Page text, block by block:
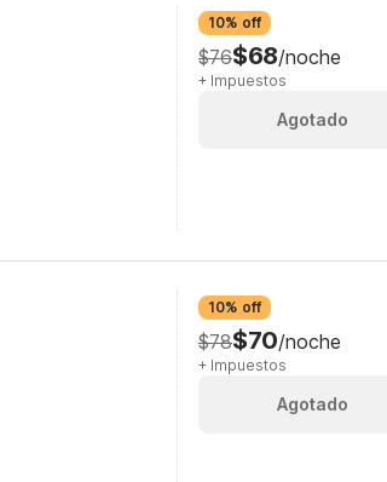
10% off
$76$68/noche
+ Impuestos
Agotado
10% off
$78$70/noche
+ Impuestos
Agotado